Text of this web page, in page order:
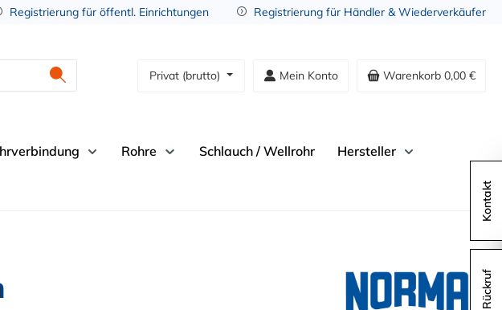
Registrierung für öffentl. Einrichtungen Registrierung für Händler & Wiederverkäufer
Privat (brutto) Mein Konto Warenkorb 0,00 €
Rohre Schlauch / Wellrohr Hersteller
Kontakt
Rückruf